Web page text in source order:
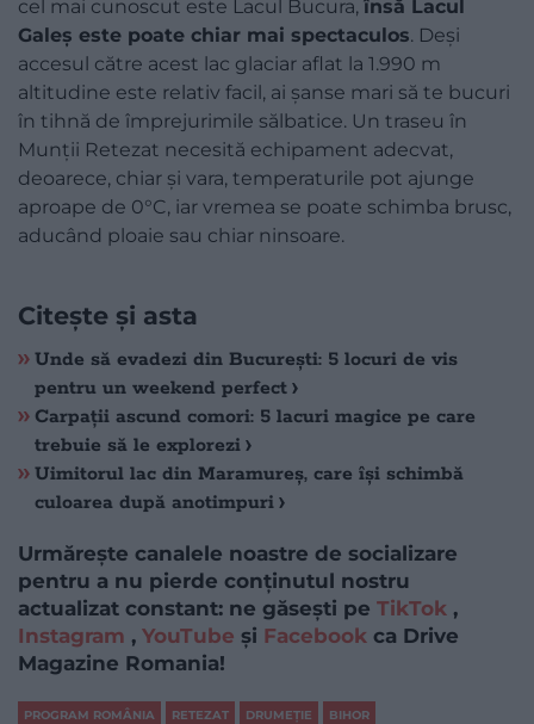
cel mai cunoscut este Lacul Bucura, însă Lacul
Galeș este poate chiar mai spectaculos. Deși
accesul către acest lac glaciar aflat la 1.990 m
altitudine este relativ facil, ai șanse mari să te bucuri
în tihnă de împrejurimile sălbatice. Un traseu în
Munții Retezat necesită echipament adecvat,
deoarece, chiar și vara, temperaturile pot ajunge
aproape de 0°C, iar vremea se poate schimba brusc,
aducând ploaie sau chiar ninsoare.
Citește și asta
Unde să evadezi din București: 5 locuri de vis
pentru un weekend perfect
Carpații ascund comori: 5 lacuri magice pe care
trebuie să le explorezi
Uimitorul lac din Maramureș, care își schimbă
culoarea după anotimpuri
Urmărește canalele noastre de socializare
pentru a nu pierde conținutul nostru
actualizat constant: ne găsești pe TikTok ,
Instagram , YouTube și Facebook ca Drive
Magazine Romania!
PROGRAM ROMÂNIA RETEZAT DRUMEŢIE BIHOR